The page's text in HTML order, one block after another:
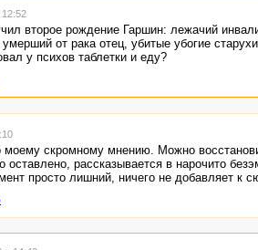
второе рождение Гаршин: лежачий
от рака отец, убитые убогие
у психов таблетки и еду?
моему скромному мнению. Можно
оставлено, рассказывается в нарочито
просто лишний, ничего не добавляет к